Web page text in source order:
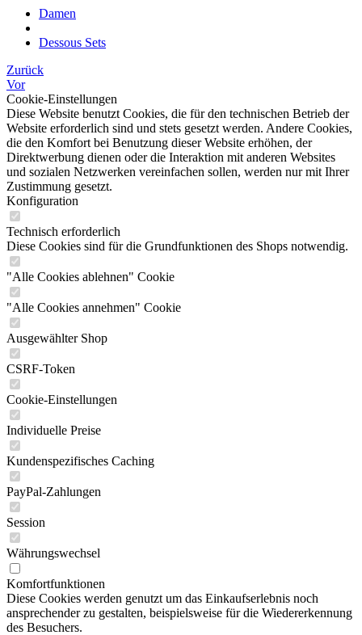
Damen
Dessous Sets
Zurück
Vor
Cookie-Einstellungen
Diese Website benutzt Cookies, die für den technischen Betrieb der
Website erforderlich sind und stets gesetzt werden. Andere Cookies,
die den Komfort bei Benutzung dieser Website erhöhen, der
Direktwerbung dienen oder die Interaktion mit anderen Websites
und sozialen Netzwerken vereinfachen sollen, werden nur mit Ihrer
Zustimmung gesetzt.
Konfiguration
Technisch erforderlich
Diese Cookies sind für die Grundfunktionen des Shops notwendig.
"Alle Cookies ablehnen" Cookie
"Alle Cookies annehmen" Cookie
Ausgewählter Shop
CSRF-Token
Cookie-Einstellungen
Individuelle Preise
Kundenspezifisches Caching
PayPal-Zahlungen
Session
Währungswechsel
Komfortfunktionen
Diese Cookies werden genutzt um das Einkaufserlebnis noch
ansprechender zu gestalten, beispielsweise für die Wiedererkennung
des Besuchers.